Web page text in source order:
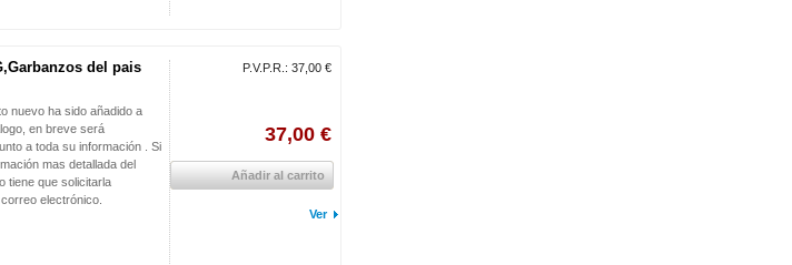
del pais
nuevo ha sido añadido a
en breve será
a toda su información . Si
mas detallada del
tiene que solicitarla
electrónico.
P.V.P.R.: 37,00 €
37,00 €
Añadir al carrito
Ver